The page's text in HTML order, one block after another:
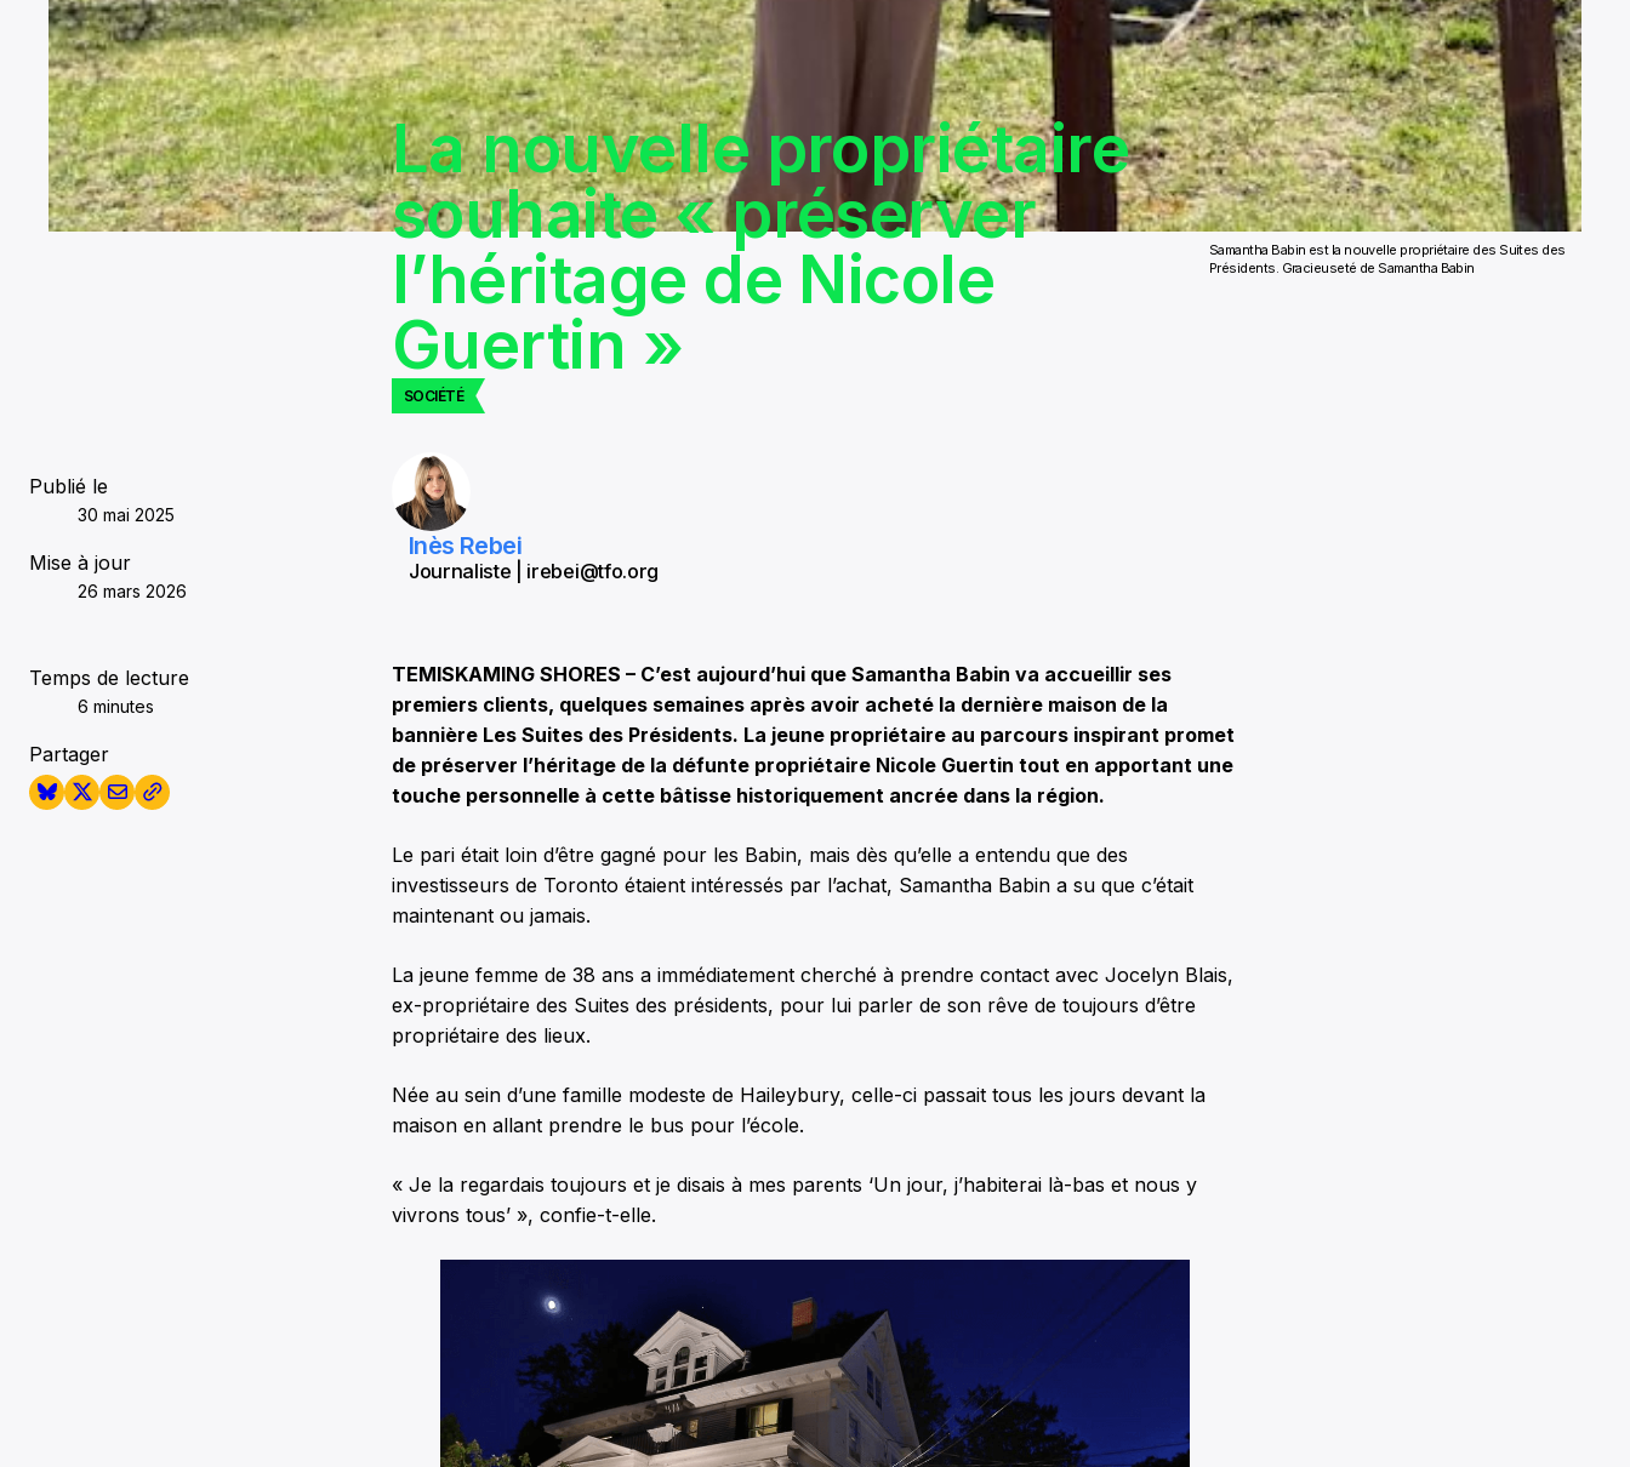
Samantha Babin est la nouvelle propriétaire des Suites des
Présidents. Gracieuseté de Samantha Babin
SOCIÉTÉ
La nouvelle propriétaire
souhaite « préserver
l’héritage de Nicole
Guertin »
Publié le
30 mai 2025
Mise à jour
26 mars 2026
Temps de lecture
6 minutes
Partager
Inès Rebei
Journaliste | irebei@tfo.org
TEMISKAMING SHORES – C’est aujourd’hui que Samantha Babin va accueillir ses
premiers clients, quelques semaines après avoir acheté la dernière maison de la
bannière Les Suites des Présidents. La jeune propriétaire au parcours inspirant promet
de préserver l’héritage de la défunte propriétaire Nicole Guertin tout en apportant une
touche personnelle à cette bâtisse historiquement ancrée dans la région.
Le pari était loin d’être gagné pour les Babin, mais dès qu’elle a entendu que des
investisseurs de Toronto étaient intéressés par l’achat, Samantha Babin a su que c’était
maintenant ou jamais.
La jeune femme de 38 ans a immédiatement cherché à prendre contact avec Jocelyn Blais,
ex-propriétaire des Suites des présidents, pour lui parler de son rêve de toujours d’être
propriétaire des lieux.
Née au sein d’une famille modeste de Haileybury, celle-ci passait tous les jours devant la
maison en allant prendre le bus pour l’école.
« Je la regardais toujours et je disais à mes parents ‘Un jour, j’habiterai là-bas et nous y
vivrons tous’ », confie-t-elle.